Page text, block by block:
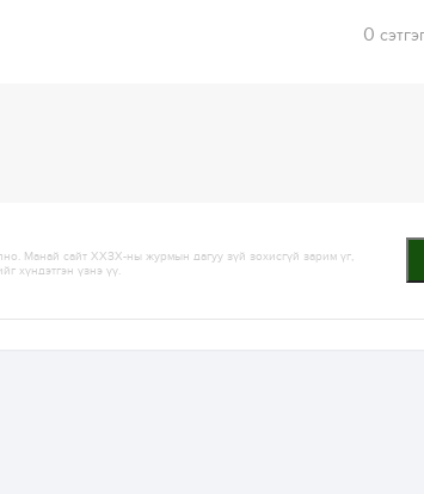
0
Манай сайт ХХЗХ-ны журмын дагуу зүй зохисгүй зарим үг,
хүндэтгэн үзнэ үү.